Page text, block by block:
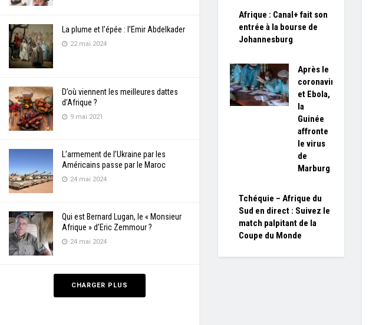
La plume et l’épée : l’Emir Abdelkader
22 mai 2024
D’où viennent les meilleures dattes
d’Afrique ?
9 mai 2021
L’armement de l’Ukraine par les
Américains passe par le Maroc
24 mai 2024
Qui est Bernard Lugan, le « Monsieur
Afrique » d’Eric Zemmour ?
24 mai 2024
CHARGER PLUS
Afrique : Canal+ fait son
entrée à la bourse de
Johannesburg
Après le
coronavirus
et Ebola,
la
Guinée
affronte
le virus
de
Marburg
Tchéquie – Afrique du
Sud en direct : Suivez le
match palpitant de la
Coupe du Monde